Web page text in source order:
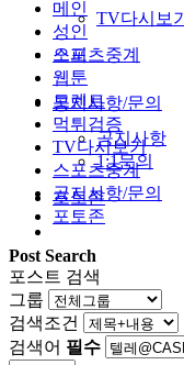
TV다시보기
스포츠중계
공지사항/문의
공지사항
1:1문의
포토존
메인
성인
오피
웹툰
토렌트
먹튀검증
TV다시보기
스포츠중계
공지사항/문의
포토존
Post Search
포스트 검색
그룹
검색조건
검색어 필수